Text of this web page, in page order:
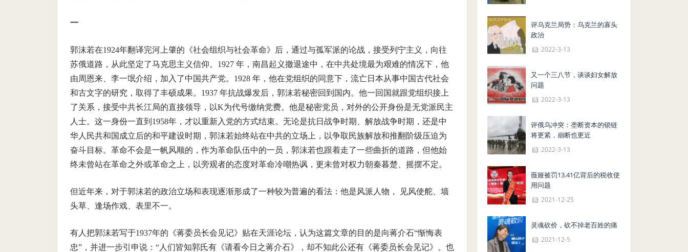
一
郭沫若在1924年翻译完河上肇的《社会组织与社会革命》后，通过与孤军派的论战，接受列宁主义，向往
苏俄道路，从此坚定了马克思主义信仰。1927 年，南昌起义撤退途中，在中共处境最为艰难的情况下，他
由周恩来、李一氓介绍，加入了中国共产党。1928 年，他在党组织的同意下，流亡日本从事中国古代社会
和古文字的研究，取得了丰硕成果。1937 年抗战爆发后，郭沫若秘密回到国内。他一回国就跟党组织接上
了关系，接受中共长江局的直接领导，以K为代号缴纳党费。他是秘密党员，对外的公开身份是无党派民主
人士。这一身份一直到1958年，才以重新入党的方式结束。无论是抗日战争时期、解放战争时期，还是中
华人民共和国成立后的和平建设时期，郭沫若始终站在中共的立场上，以争取民族解放和推翻阶级压迫为
奋斗目标。革命不会是一帆风顺的，作为革命队伍中的一员，郭沫若也跟着走了一些曲折的道路，但他始
终未曾站在革命之外或革命之上，以旁观者的态度对革命冷嘲热讽，更未曾对权力朝秦暮楚、摇摆不定。
但近年来，对于郭沫若的政治立场和表现逐渐形成了一种较为普遍的看法：他是风派人物， 见风使舵、墙
头草、逢场作戏、表里不一。
有人把郭沫若写于1937年的《蒋委员长会见记》贴在天涯论坛，认为这篇文章的目的是向蒋介石“惭悔表
忠”，并进一步引申说：“人们皆知郭氏有《请看今日之蒋介石》，却不知此公还有《蒋委员长会见记》。也
评乌克兰局势：乌克兰的寡头
政治
2022-3-13
又一个三八节，谈谈妇女解放
问题
2022-3-13
评俄乌冲突：垄断资本的锁链
将更紧，崩断也更近
2022-3-13
薇娅被罚13.41亿背后的税收使
用问题
2021-12-25
灵魂砍价，砍不掉老百姓的痛
2021-12-5